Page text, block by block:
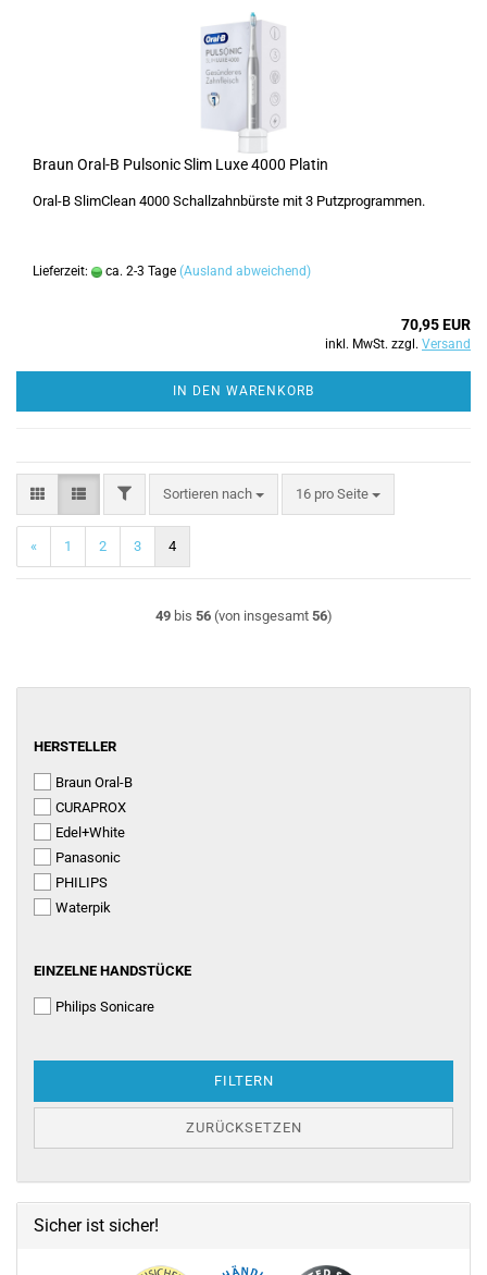
Braun Oral-B Pulsonic Slim Luxe 4000 Platin
Oral-B SlimClean 4000 Schallzahnbürste mit 3 Putzprogrammen.
Lieferzeit: ca. 2-3 Tage (Ausland abweichend)
70,95 EUR
inkl. MwSt. zzgl. Versand
IN DEN WARENKORB
FILTERSortieren nach
Sortieren nach 16 pro Seite
pro Seite
« 1 2 3 4
49bis 56(von insgesamt 56)
HERSTELLER
HERSTELLER
Braun Oral-B
CURAPROX
Edel+White
Panasonic
PHILIPS
Waterpik
EINZELNE
EINZELNE HANDSTÜCKE
Philips Sonicare
FILTERN
ZURÜCKSETZEN
Sicher ist sicher!